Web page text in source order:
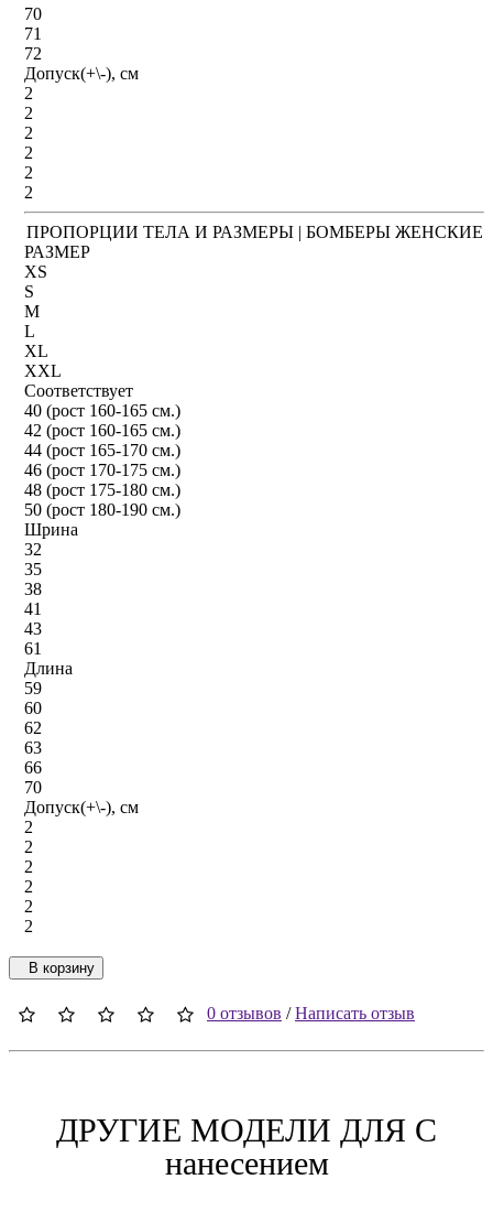
70
71
72
Допуск(+\-), см
2
2
2
2
2
2
ПРОПОРЦИИ ТЕЛА И РАЗМЕРЫ | БОМБЕРЫ ЖЕНСКИЕ
РАЗМЕР
XS
S
M
L
XL
XXL
Соответствует
40 (рост 160-165 см.)
42 (рост 160-165 см.)
44 (рост 165-170 см.)
46 (рост 170-175 см.)
48 (рост 175-180 см.)
50 (рост 180-190 см.)
Шрина
32
35
38
41
43
61
Длина
59
60
62
63
66
70
Допуск(+\-), см
2
2
2
2
2
2
В корзину
0 отзывов /Написать отзыв
ДРУГИЕ МОДЕЛИ ДЛЯ C
нанесением